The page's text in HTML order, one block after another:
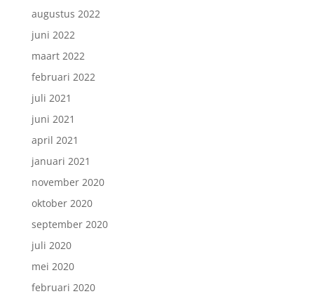
augustus 2022
juni 2022
maart 2022
februari 2022
juli 2021
juni 2021
april 2021
januari 2021
november 2020
oktober 2020
september 2020
juli 2020
mei 2020
februari 2020